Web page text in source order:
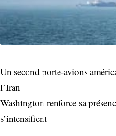
Un second porte-avions
l’Iran
Washington renforce sa
s’intensifient